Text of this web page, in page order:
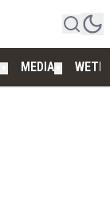
MEDIA